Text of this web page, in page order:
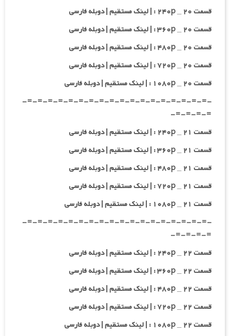
قسمت ۲۰ _ ۲۴۰p : | لینک مستقیم | دوبله فارسی
قسمت ۲۰ _ ۳۶۰p : | لینک مستقیم | دوبله فارسی
قسمت ۲۰ _ ۴۸۰p : | لینک مستقیم | دوبله فارسی
قسمت ۲۰ _ ۷۲۰p : | لینک مستقیم | دوبله فارسی
قسمت ۲۰ _ ۱۰۸۰p : | لینک مستقیم | دوبله فارسی
-=-=-=-=-=-=-=-=-=-=-=-=-=-=-=-=-=-=-
=-=-=-=-
قسمت ۲۱ _ ۲۴۰p : | لینک مستقیم | دوبله فارسی
قسمت ۲۱ _ ۳۶۰p : | لینک مستقیم | دوبله فارسی
قسمت ۲۱ _ ۴۸۰p : | لینک مستقیم | دوبله فارسی
قسمت ۲۱ _ ۷۲۰p : | لینک مستقیم | دوبله فارسی
قسمت ۲۱ _ ۱۰۸۰p : | لینک مستقیم | دوبله فارسی
-=-=-=-=-=-=-=-=-=-=-=-=-=-=-=-=-=-=-
=-=-=-=-
قسمت ۲۲ _ ۲۴۰p : | لینک مستقیم | دوبله فارسی
قسمت ۲۲ _ ۳۶۰p : | لینک مستقیم | دوبله فارسی
قسمت ۲۲ _ ۴۸۰p : | لینک مستقیم | دوبله فارسی
قسمت ۲۲ _ ۷۲۰p : | لینک مستقیم | دوبله فارسی
قسمت ۲۲ _ ۱۰۸۰p : | لینک مستقیم | دوبله فارسی